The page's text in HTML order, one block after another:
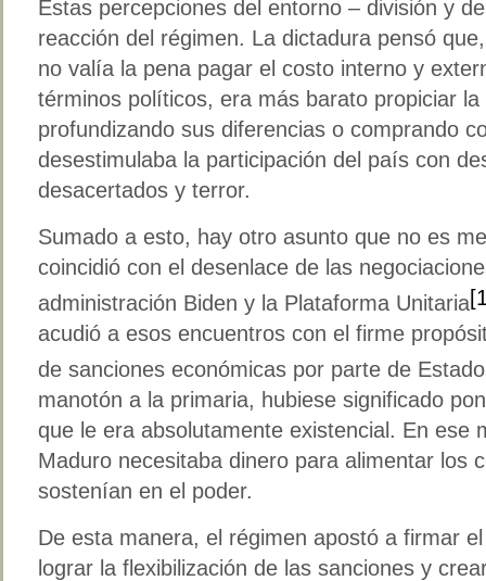
Estas percepciones del entorno – división y
reacción del régimen. La dictadura pensó
no valía la pena pagar el costo interno y
términos políticos, era más barato propiciar
profundizando sus diferencias o comprando
desestimulaba la participación del país con
desacertados y terror.
Sumado a esto, hay otro asunto que no es
coincidió con el desenlace de las
administración Biden y la Plataforma Unitaria
acudió a esos encuentros con el firme
de sanciones económicas por parte de
manotón a la primaria, hubiese significado
que le era absolutamente existencial. En ese
Maduro necesitaba dinero para alimentar los
sostenían en el poder.
De esta manera, el régimen apostó a firmar
lograr la flexibilización de las sanciones y